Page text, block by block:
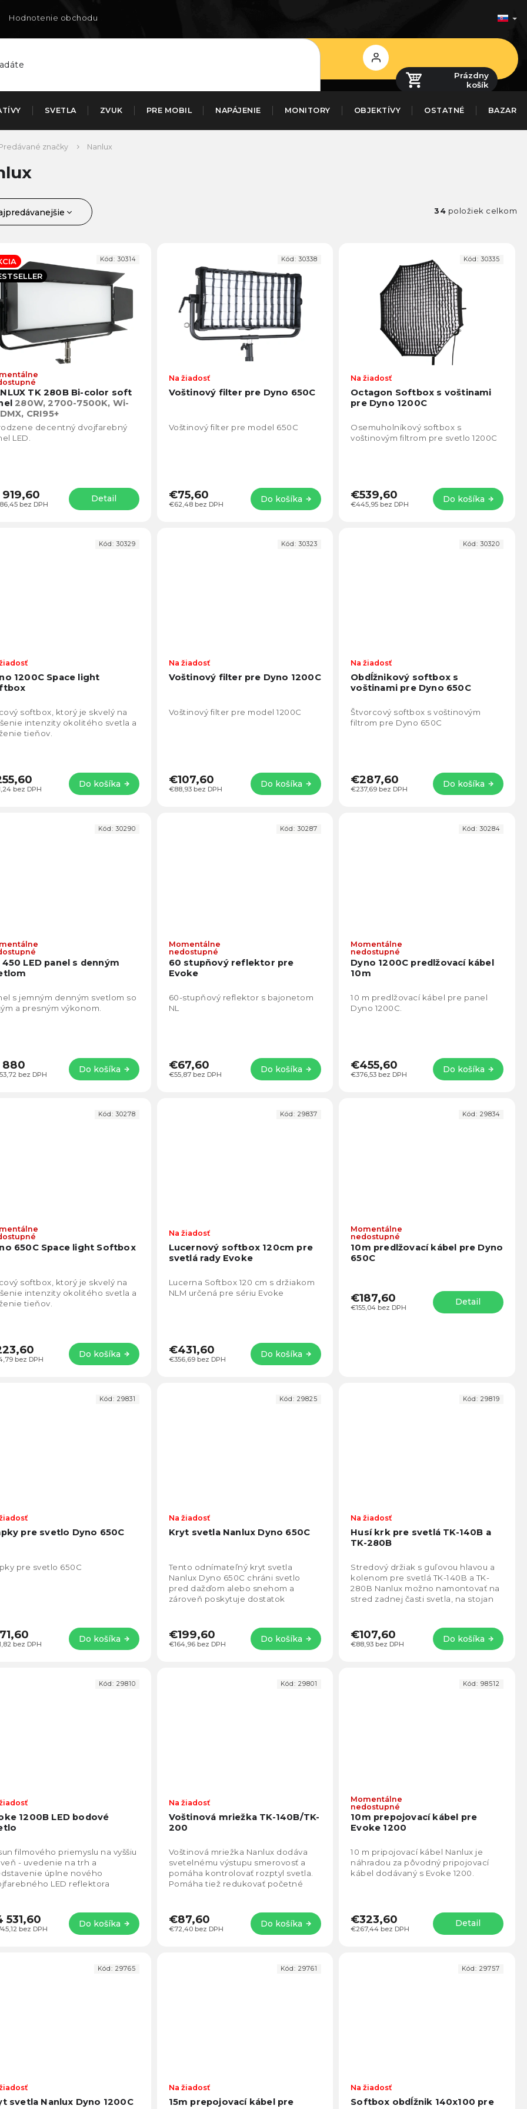
Hodnotenie obchodu
Prihlásenie
Prázdny
košík
SVETLA ZVUK PRE MOBIL NAPÁJENIE MONITORY OBJEKTÍVY OSTATNÉ BAZAR
značky Nanlux
34 položiek celkom
TK 280B Bi-color soft
280W, 2700-7500K, Wi-
CRI95+
Priemerné
hodnotenie
bez DPH
919,60 Detail
decentný dvojfarebný
LED.
Kód:30314
Voštinový filter pre Dyno 650C
Na žiadosť
€62,48 bez DPH
€75,60 Do košíka
Voštinový filter pre model 650C
Kód:30338
Octagon Softbox s voštinami
pre Dyno 1200C
Na žiadosť
€445,95 bez DPH
€539,60 Do košíka
Osemuholníkový softbox s
voštinovým filtrom pre svetlo 1200C
Kód:30335
1200C Space light
bez DPH Do košíka
softbox, ktorý je skvelý na
intenzity okolitého svetla a
tieňov.
Kód:30329
Voštinový filter pre Dyno 1200C
Na žiadosť
€88,93 bez DPH
€107,60 Do košíka
Voštinový filter pre model 1200C
Kód:30323
Obdĺžnikový softbox s
voštinami pre Dyno 650C
Na žiadosť
€237,69 bez DPH
€287,60 Do košíka
Štvorcový softbox s voštinovým
filtrom pre Dyno 650C
Kód:30320
450 LED panel s denným
bez DPH
880 Do košíka
s jemným denným svetlom so
a presným výkonom.
Kód:30290
60 stupňový reflektor pre
Evoke
Momentálne
nedostupné
€55,87 bez DPH
€67,60 Do košíka
60-stupňový reflektor s bajonetom
NL
Kód:30287
Dyno 1200C predlžovací kábel
10m
Momentálne
nedostupné
€376,53 bez DPH
€455,60 Do košíka
10 m predlžovací kábel pre panel
Dyno 1200C.
Kód:30284
650C Space light Softbox
bez DPH Do košíka
softbox, ktorý je skvelý na
intenzity okolitého svetla a
tieňov.
Kód:30278
Lucernový softbox 120cm pre
svetlá rady Evoke
Na žiadosť
€356,69 bez DPH
€431,60 Do košíka
Lucerna Softbox 120 cm s držiakom
NLM určená pre sériu Evoke
Kód:29837
10m predlžovací kábel pre Dyno
650C
Momentálne
nedostupné
€155,04 bez DPH
€187,60 Detail
Kód: 29834
pre svetlo Dyno 650C
bez DPH Do košíka
pre svetlo 650C
Kód: 29831
Kryt svetla Nanlux Dyno 650C
Na žiadosť
€164,96 bez DPH
€199,60 Do košíka
Tento odnímateľný kryt svetla
Nanlux Dyno 650C chráni svetlo
pred dažďom alebo snehom a
zároveň poskytuje dostatok
Kód:29825
Husí krk pre svetlá TK-140B a
TK-280B
Na žiadosť
€88,93 bez DPH
€107,60 Do košíka
Stredový držiak s guľovou hlavou a
kolenom pre svetlá TK-140B a TK-
280B Nanlux možno namontovať na
stred zadnej časti svetla, na stojan
Kód: 29819
1200B LED bodové
bez DPH
531,60 Do košíka
filmového priemyslu na vyššiu
- uvedenie na trh a
úplne nového
LED reflektora
Kód: 29810
Voštinová mriežka TK-140B/TK-
200
Na žiadosť
€72,40 bez DPH
€87,60 Do košíka
Voštinová mriežka Nanlux dodáva
svetelnému výstupu smerovosť a
pomáha kontrolovať rozptyl svetla.
Pomáha tiež redukovať početné
Kód:29801
10m prepojovací kábel pre
Evoke 1200
Momentálne
nedostupné
€267,44 bez DPH
€323,60 Detail
10 m pripojovací kábel Nanlux je
náhradou za pôvodný pripojovací
kábel dodávaný s Evoke 1200.
Kód: 98512
svetla Nanlux Dyno 1200C
Kód: 29765
15m prepojovací kábel pre
Na žiadosť
Kód:29761
Softbox obdĺžnik 140x100 pre
Na žiadosť
Kód: 29757